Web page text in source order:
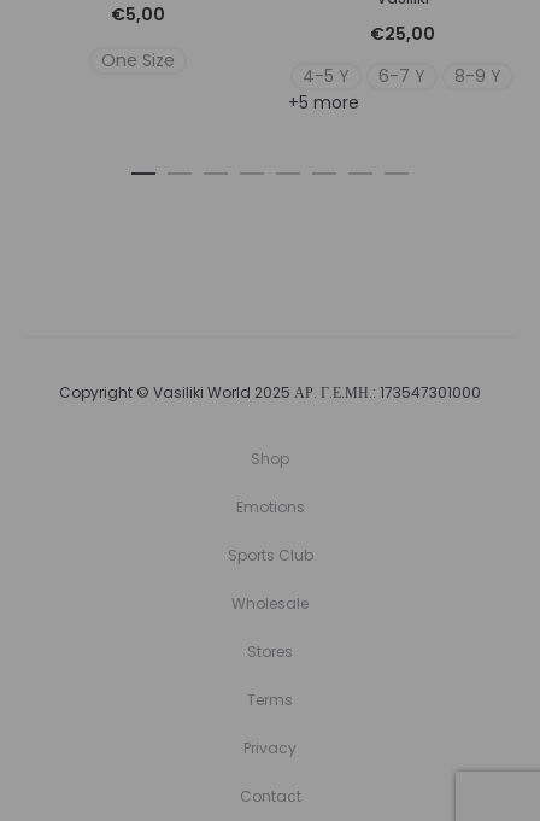
€5,00
One Size
€25,00
4-5 Y
6-7 Y
8-9 Y
+5 more
Copyright © Vasiliki World 2025 ΑΡ. Γ.Ε.ΜΗ.: 173547301000
Shop
Emotions
Sports Club
Wholesale
Stores
Terms
Privacy
Contact